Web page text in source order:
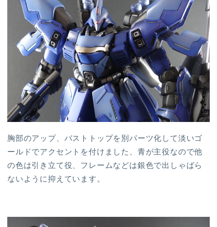
胸部のアップ、バストトップを別パーツ化して淡いゴ
ールドでアクセントを付けました、青が主役なので他
の色は引き立て役、フレームなどは銀色で出しゃばら
ないように抑えています。